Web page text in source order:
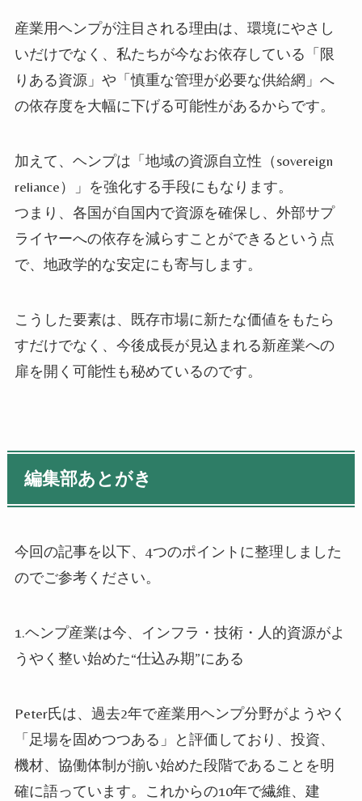
産業用ヘンプが注目される理由は、環境にやさし
いだけでなく、私たちが今なお依存している「限
りある資源」や「慎重な管理が必要な供給網」へ
の依存度を大幅に下げる可能性があるからです。
加えて、ヘンプは「地域の資源自立性（sovereign
reliance）」を強化する手段にもなります。
つまり、各国が自国内で資源を確保し、外部サプ
ライヤーへの依存を減らすことができるという点
で、地政学的な安定にも寄与します。
こうした要素は、既存市場に新たな価値をもたら
すだけでなく、今後成長が見込まれる新産業への
扉を開く可能性も秘めているのです。
編集部あとがき
今回の記事を以下、4つのポイントに整理しました
のでご参考ください。
1.ヘンプ産業は今、インフラ・技術・人的資源がよ
うやく整い始めた“仕込み期”にある
Peter氏は、過去2年で産業用ヘンプ分野がようやく
「足場を固めつつある」と評価しており、投資、
機材、協働体制が揃い始めた段階であることを明
確に語っています。これからの10年で繊維、建